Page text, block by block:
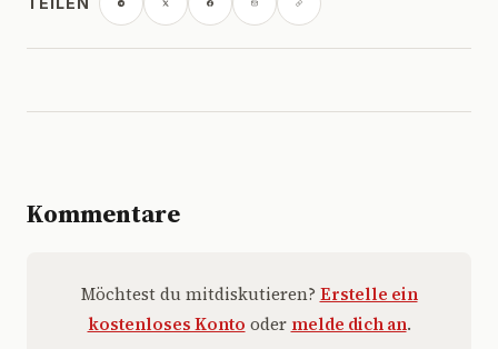
Kommentare
Möchtest du mitdiskutieren? Erstelle ein
kostenloses Konto oder melde dich an.